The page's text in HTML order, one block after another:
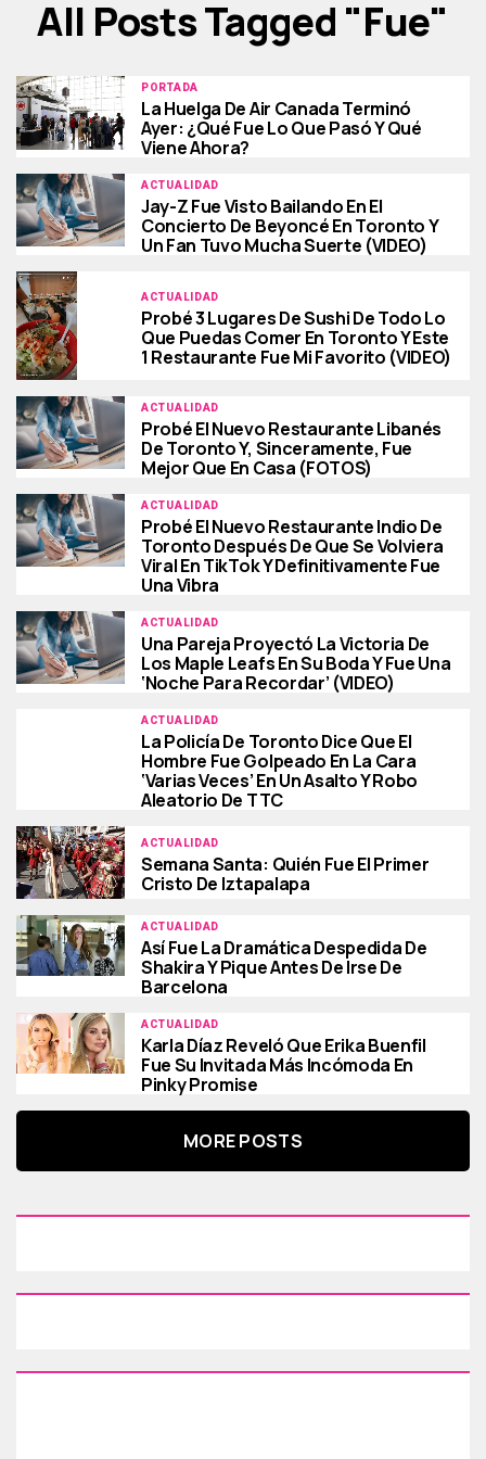
All Posts Tagged "fue"
PORTADA
La Huelga De Air Canada Terminó
Ayer: ¿qué Fue Lo Que Pasó Y Qué
Viene Ahora?
ACTUALIDAD
Jay-Z Fue Visto Bailando En El
Concierto De Beyoncé En Toronto Y
Un Fan Tuvo Mucha Suerte (VIDEO)
ACTUALIDAD
Probé 3 Lugares De Sushi De Todo Lo
Que Puedas Comer En Toronto Y Este
1 Restaurante Fue Mi Favorito (VIDEO)
ACTUALIDAD
Probé El Nuevo Restaurante Libanés
De Toronto Y, Sinceramente, Fue
Mejor Que En Casa (FOTOS)
ACTUALIDAD
Probé El Nuevo Restaurante Indio De
Toronto Después De Que Se Volviera
Viral En TikTok Y Definitivamente Fue
Una Vibra
ACTUALIDAD
Una Pareja Proyectó La Victoria De
Los Maple Leafs En Su Boda Y Fue Una
‘noche Para Recordar’ (VIDEO)
ACTUALIDAD
La Policía De Toronto Dice Que El
Hombre Fue Golpeado En La Cara
‘varias Veces’ En Un Asalto Y Robo
Aleatorio De TTC
ACTUALIDAD
Semana Santa: Quién Fue El Primer
Cristo De Iztapalapa
ACTUALIDAD
Así Fue La Dramática Despedida De
Shakira Y Pique Antes De Irse De
Barcelona
ACTUALIDAD
Karla Díaz Reveló Que Erika Buenfil
Fue Su Invitada Más Incómoda En
Pinky Promise
MORE POSTS